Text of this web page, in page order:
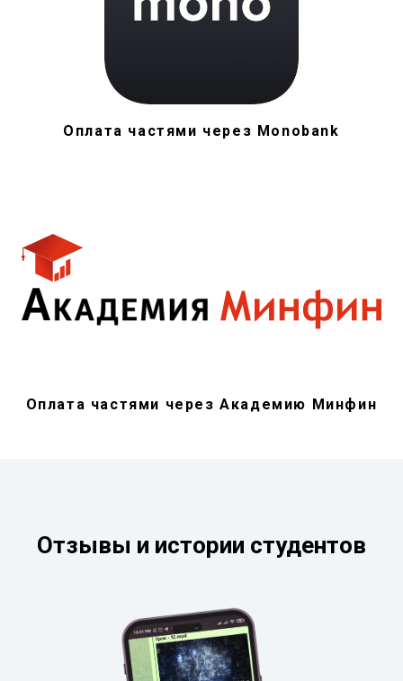
Оплата частями через Monobank
Оплата частями через Академию Минфин
Отзывы и истории студентов